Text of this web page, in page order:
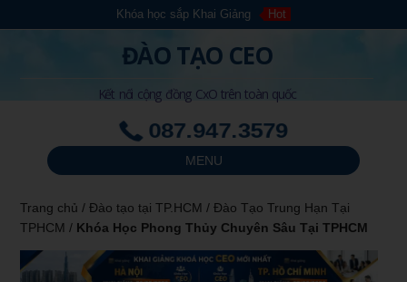
Khóa học sắp Khai Giảng Hot
ĐÀO TẠO CEO
Kết nối cộng đồng CxO trên toàn quốc
087.947.3579
MENU
Trang chủ /Đào tạo tại TP.HCM /Đào Tạo Trung Hạn Tại
TPHCM / Khóa Học Phong Thủy Chuyên Sâu Tại TPHCM